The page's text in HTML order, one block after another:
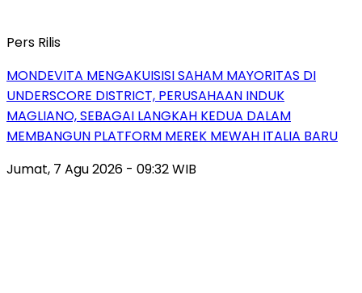
Pers Rilis
MONDEVITA MENGAKUISISI SAHAM MAYORITAS DI
UNDERSCORE DISTRICT, PERUSAHAAN INDUK
MAGLIANO, SEBAGAI LANGKAH KEDUA DALAM
MEMBANGUN PLATFORM MEREK MEWAH ITALIA BARU
Jumat, 7 Agu 2026 - 09:32 WIB